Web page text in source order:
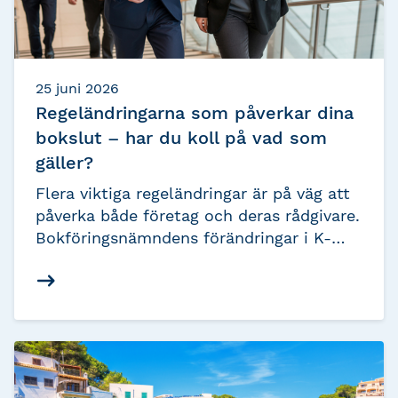
25 juni 2026
Regeländringarna som påverkar dina
bokslut – har du koll på vad som
gäller?
Flera viktiga regeländringar är på väg att
påverka både företag och deras rådgivare.
Bokföringsnämndens förändringar i K-
behöva byta regelverk, medan de nya
för nästa bokslut?